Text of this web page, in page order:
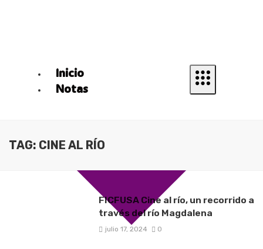
Inicio
Notas
TAG: CINE AL RÍO
FICFUSA Cine al río, un recorrido a
través del río Magdalena
julio 17, 2024 0